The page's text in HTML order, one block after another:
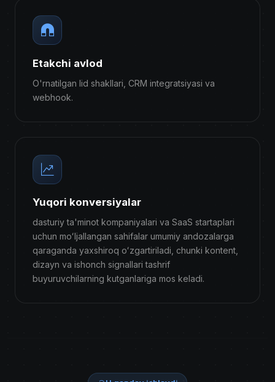
Etakchi avlod
O'rnatilgan lid shakllari, CRM integratsiyasi va
webhook.
Yuqori konversiyalar
dasturiy ta'minot kompaniyalari va SaaS startaplari
uchun moʻljallangan sahifalar umumiy andozalarga
qaraganda yaxshiroq oʻzgartiriladi, chunki kontent,
dizayn va ishonch signallari tashrif
buyuruvchilarning kutganlariga mos keladi.